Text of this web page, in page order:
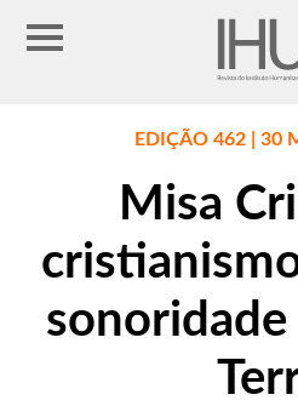
EDIÇÃO 462 | 30
Misa
sonoridade